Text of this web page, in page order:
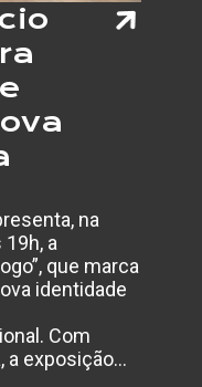
na
a
que marca
identidade
Com
a exposição…